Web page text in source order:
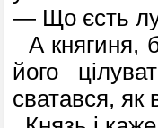
— Що єсть
А княгиня,
його
сватався, як